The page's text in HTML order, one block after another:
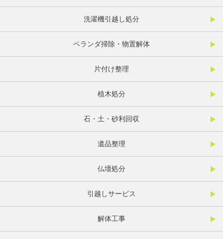
洗濯機引越し処分
ベランダ掃除・物置解体
片付け整理
植木処分
石・土・砂利回収
遺品整理
仏壇処分
引越しサービス
解体工事